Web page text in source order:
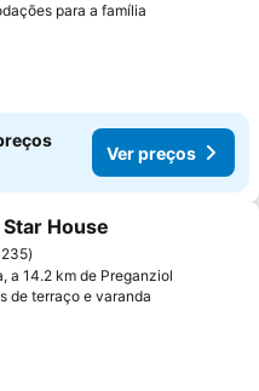
para a família
Ver preços
aos favoritos
House
235
a 14.2 km de Preganziol
de terraço e varanda